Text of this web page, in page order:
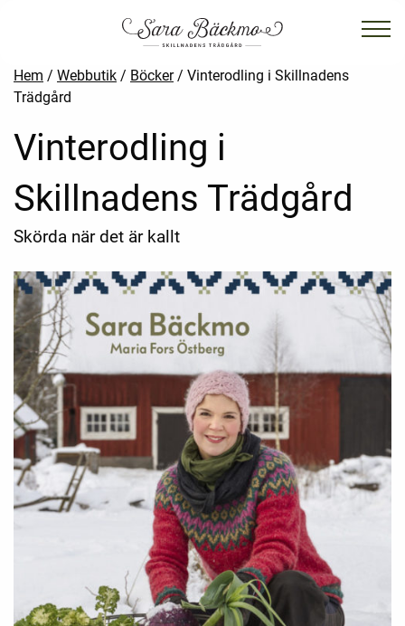
Hem / Webbutik / Böcker/ Vinterodling i Skillnadens
Trädgård
Vinterodling i
Skillnadens Trädgård
Skörda när det är kallt